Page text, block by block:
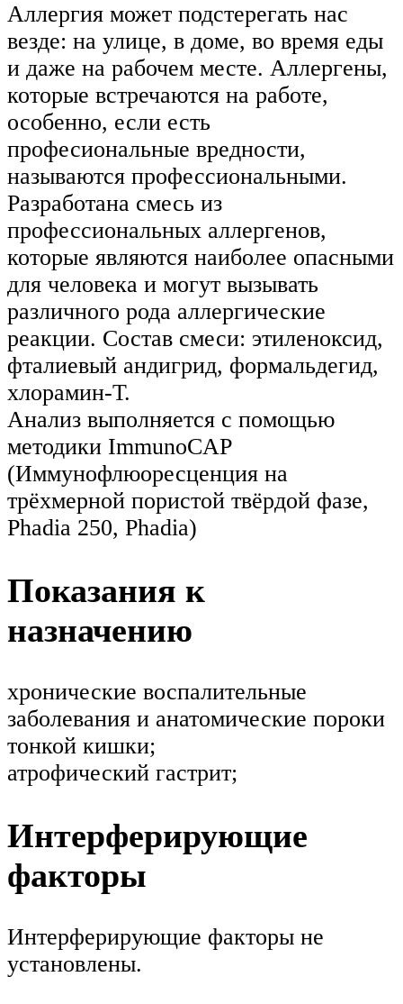
Аллергия может подстерегать нас
везде: на улице, в доме, во время еды
и даже на рабочем месте. Аллергены,
которые встречаются на работе,
особенно, если есть
професиональные вредности,
называются профессиональными.
Разработана смесь из
профессиональных аллергенов,
которые являются наиболее опасными
для человека и могут вызывать
различного рода аллергические
реакции. Состав смеси: этиленоксид,
фталиевый андигрид, формальдегид,
хлорамин-Т.
Анализ выполняется с помощью
методики ImmunoCAP
(Иммунофлюоресценция на
трёхмерной пористой твёрдой фазе,
Phadia 250, Phadia)
Показания к
назначению
хронические воспалительные
заболевания и анатомические пороки
тонкой кишки;
атрофический гастрит;
Интерферирующие
факторы
Интерферирующие факторы не
установлены.